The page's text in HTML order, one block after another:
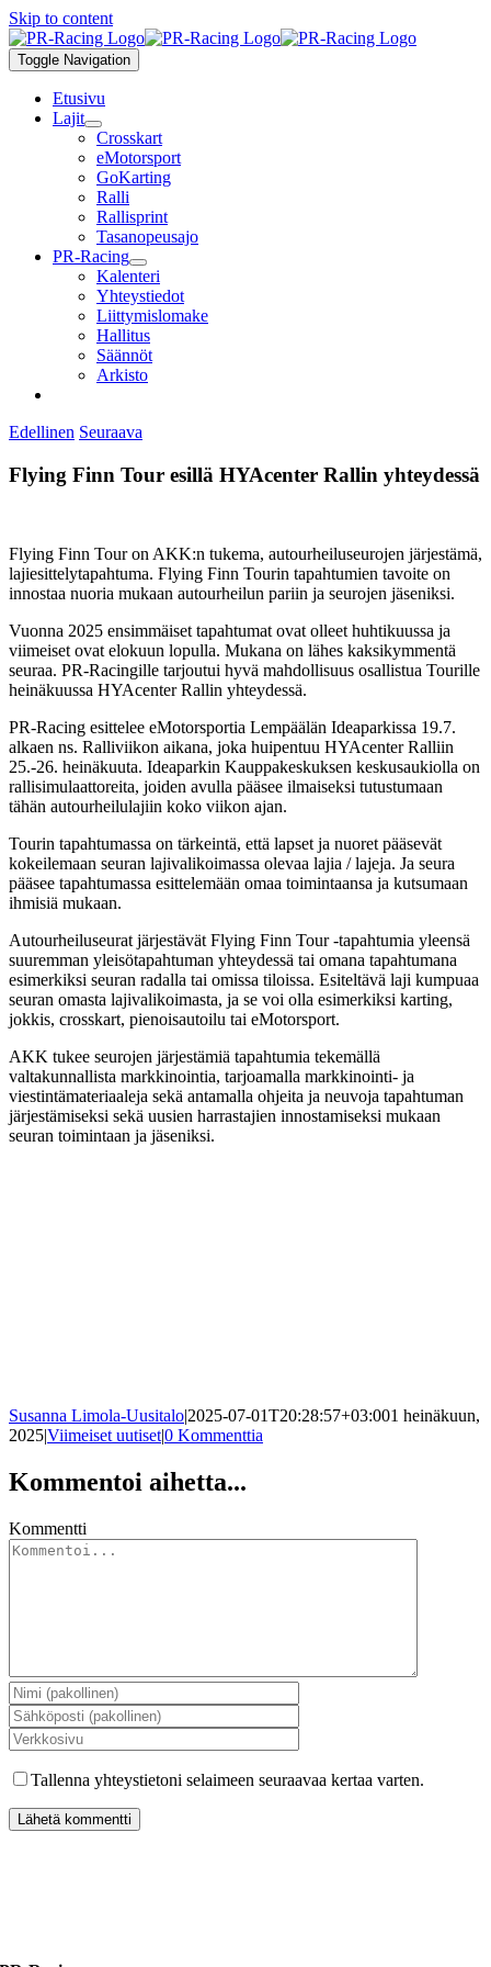
Skip to content
Toggle Navigation
Etusivu
Lajit
Crosskart
eMotorsport
GoKarting
Ralli
Rallisprint
Tasanopeusajo
PR-Racing
Kalenteri
Yhteystiedot
Liittymislomake
Hallitus
Säännöt
Arkisto
Edellinen Seuraava
Flying Finn Tour esillä HYAcenter Rallin yhteydessä
Flying Finn Tour on AKK:n tukema, autourheiluseurojen järjestämä,
lajiesittelytapahtuma. Flying Finn Tourin tapahtumien tavoite on
innostaa nuoria mukaan autourheilun pariin ja seurojen jäseniksi.
Vuonna 2025 ensimmäiset tapahtumat ovat olleet huhtikuussa ja
viimeiset ovat elokuun lopulla. Mukana on lähes kaksikymmentä
seuraa. PR-Racingille tarjoutui hyvä mahdollisuus osallistua Tourille
heinäkuussa HYAcenter Rallin yhteydessä.
PR-Racing esittelee eMotorsportia Lempäälän Ideaparkissa 19.7.
alkaen ns. Ralliviikon aikana, joka huipentuu HYAcenter Ralliin
25.-26. heinäkuuta. Ideaparkin Kauppakeskuksen keskusaukiolla on
rallisimulaattoreita, joiden avulla pääsee ilmaiseksi tutustumaan
tähän autourheilulajiin koko viikon ajan.
Tourin tapahtumassa on tärkeintä, että lapset ja nuoret pääsevät
kokeilemaan seuran lajivalikoimassa olevaa lajia / lajeja. Ja seura
pääsee tapahtumassa esittelemään omaa toimintaansa ja kutsumaan
ihmisiä mukaan.
Autourheiluseurat järjestävät Flying Finn Tour -tapahtumia yleensä
suuremman yleisötapahtuman yhteydessä tai omana tapahtumana
esimerkiksi seuran radalla tai omissa tiloissa. Esiteltävä laji kumpuaa
seuran omasta lajivalikoimasta, ja se voi olla esimerkiksi karting,
jokkis, crosskart, pienoisautoilu tai eMotorsport.
AKK tukee seurojen järjestämiä tapahtumia tekemällä
valtakunnallista markkinointia, tarjoamalla markkinointi- ja
viestintämateriaaleja sekä antamalla ohjeita ja neuvoja tapahtuman
järjestämiseksi sekä uusien harrastajien innostamiseksi mukaan
seuran toimintaan ja jäseniksi.
Susanna Limola-Uusitalo|2025-07-01T20:28:57+03:001 heinäkuun,
2025|Viimeiset uutiset|0 Kommenttia
Kommentoi aihetta...
Kommentti
Tallenna yhteystietoni selaimeen seuraavaa kertaa varten.